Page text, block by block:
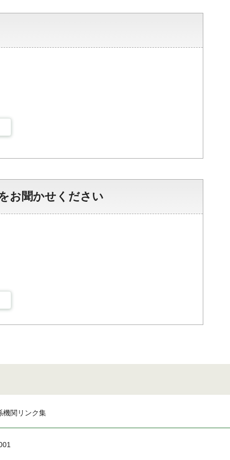
お聞かせください
機関リンク集